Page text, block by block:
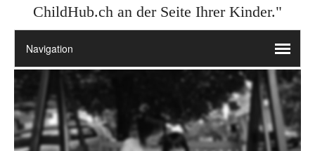
ChildHub.ch an der Seite Ihrer Kinder."